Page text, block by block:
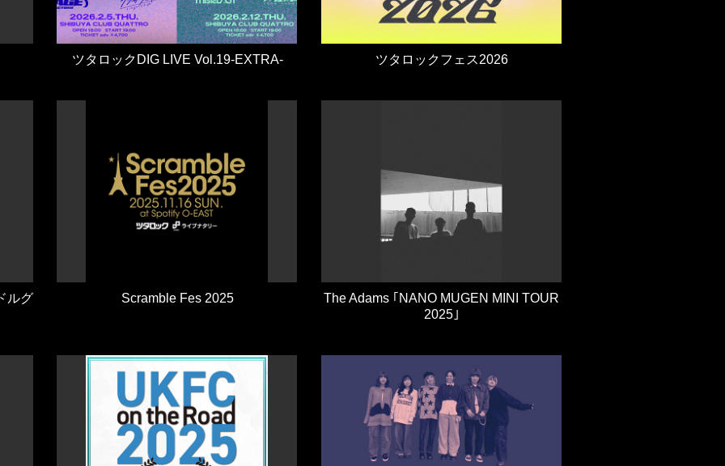
ツタロックDIG LIVE Vol.19-EXTRA- ツタロックフェス2026
ルグ Scramble Fes 2025
The Adams ｢NANO MUGEN MINI TOUR
2025｣